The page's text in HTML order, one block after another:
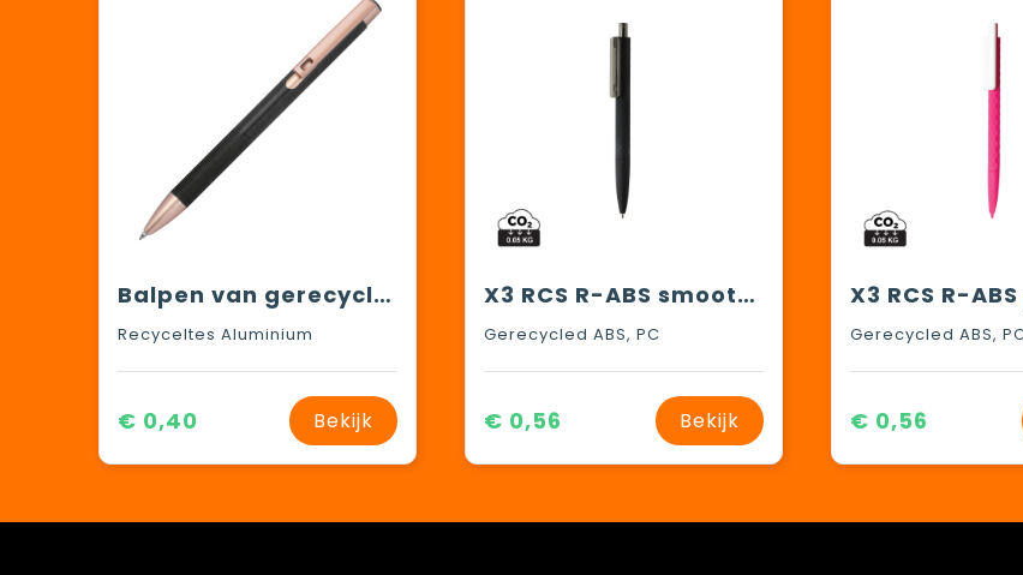
Balpen van gerecycled aluminium
Recyceltes Aluminium
€ 0,40 Bekijk
X3 RCS R-ABS smooth touch pen
Gerecycled ABS, PC
€ 0,56 Bekijk
Gerecycled ABS,
€ 0,56